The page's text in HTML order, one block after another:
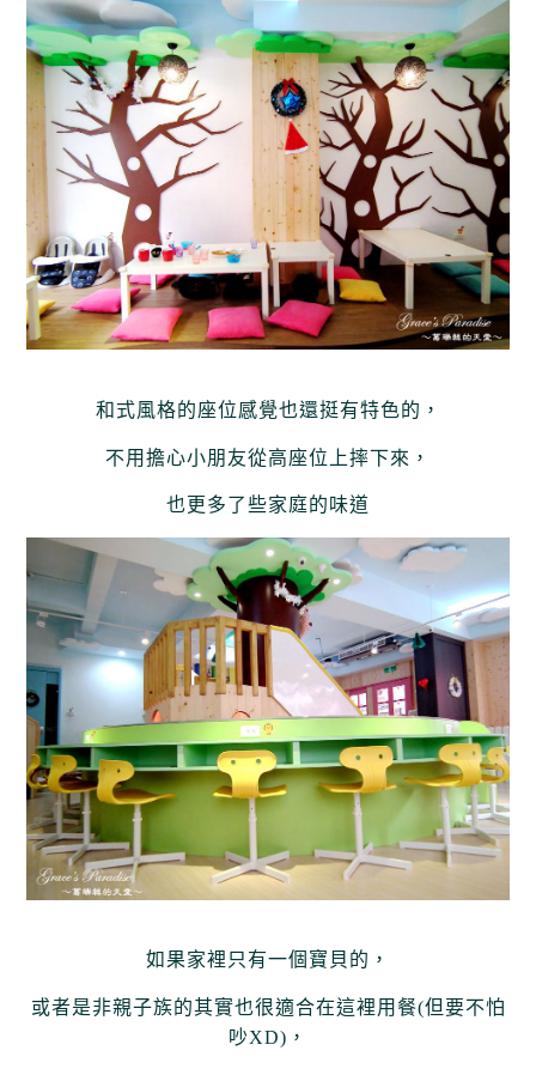
和式風格的座位感覺也還挺有特色的，
不用擔心小朋友從高座位上摔下來，
也更多了些家庭的味道
如果家裡只有一個寶貝的，
或者是非親子族的其實也很適合在這裡用餐(但要不怕
吵XD)，